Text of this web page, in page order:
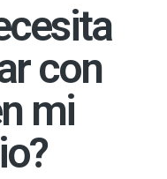
con
mi